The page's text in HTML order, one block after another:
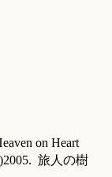
on Heart
旅人の樹